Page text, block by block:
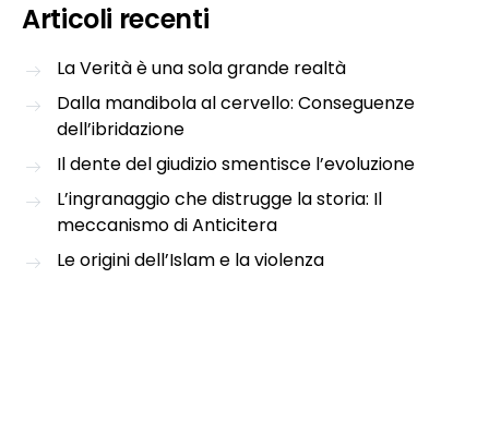
Articoli recenti
La Verità è una sola grande realtà
Dalla mandibola al cervello: Conseguenze
dell’ibridazione
Il dente del giudizio smentisce l’evoluzione
L’ingranaggio che distrugge la storia: Il
meccanismo di Anticitera
Le origini dell’Islam e la violenza